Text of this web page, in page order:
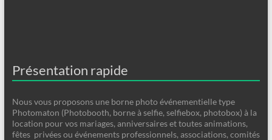
Présentation rapide
Nous vous proposons une borne photo événementielle type
Photomaton (Photobooth, borne à selfie, selfiebox, photobox) à la
location pour vos mariages, anniversaires et toutes animations,
fêtes privées ou événements professionnels, associations, comités